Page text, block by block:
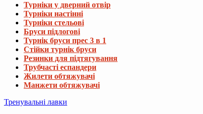
Турніки у дверний отвір
Турніки настінні
Турніки стельові
Бруси підлогові
Турнік бруси прес 3 в 1
Стійки турнік бруси
Резинки для підтягування
Трубчасті еспандери
Жилети обтяжувачі
Манжети обтяжувачі
Тренувальні лавки